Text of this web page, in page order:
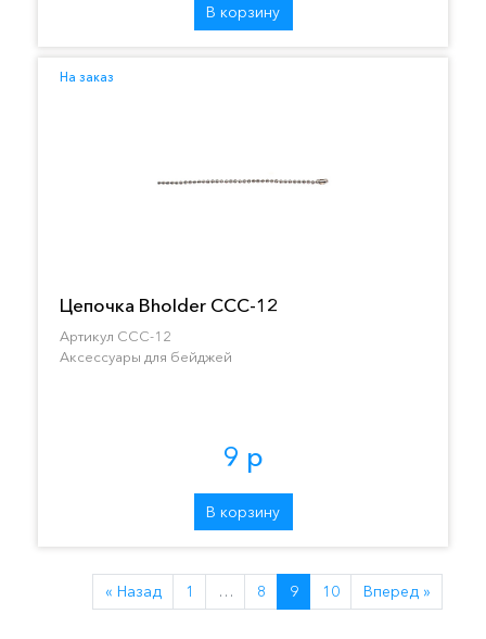
В корзину
На заказ
Цепочка Bholder CCC-12
Артикул CCC-12
Аксессуары для бейджей
9 р
В корзину
« Назад 1 … 8 9 10 Вперед »